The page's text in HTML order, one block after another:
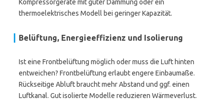
Kompressorgeräte mit guter Dämmung oder ein
thermoelektrisches Modell bei geringer Kapazität.
Belüftung, Energieeffizienz und Isolierung
Ist eine Frontbelüftung möglich oder muss die Luft hinten
entweichen? Frontbelüftung erlaubt engere Einbaumaße.
Rückseitige Abluft braucht mehr Abstand und ggf. einen
Luftkanal. Gut isolierte Modelle reduzieren Wärmeverlust.